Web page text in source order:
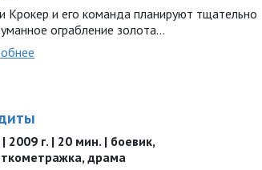
Крокер и его команда планируют тщательно
ограбление золота…
2009 г. | 20 мин. | боевик,
драма